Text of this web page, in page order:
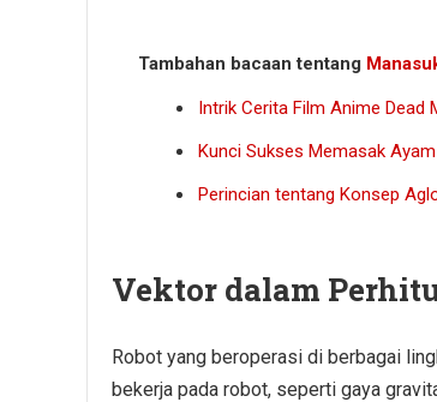
Tambahan bacaan tentang
Intrik Cerita Film Anime Dead
Kunci Sukses Memasak
Perincian tentang Konsep
Vektor dalam
Robot yang beroperasi di berbagai
bekerja pada robot, seperti gaya